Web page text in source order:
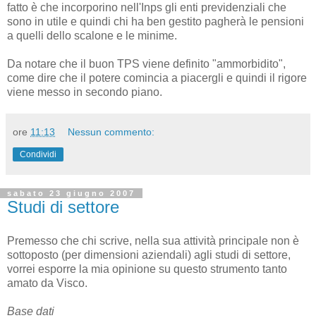
fatto è che incorporino nell'Inps gli enti previdenziali che
sono in utile e quindi chi ha ben gestito pagherà le pensioni
a quelli dello scalone e le minime.
Da notare che il buon TPS viene definito "ammorbidito",
come dire che il potere comincia a piacergli e quindi il rigore
viene messo in secondo piano.
ore 11:13 Nessun commento:
Condividi
sabato 23 giugno 2007
Studi di settore
Premesso che chi scrive, nella sua attività principale non è
sottoposto (per dimensioni aziendali) agli studi di settore,
vorrei esporre la mia opinione su questo strumento tanto
amato da Visco.
Base dati